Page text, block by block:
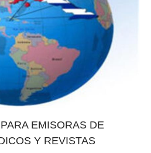
EMISORAS DE
Y REVISTAS